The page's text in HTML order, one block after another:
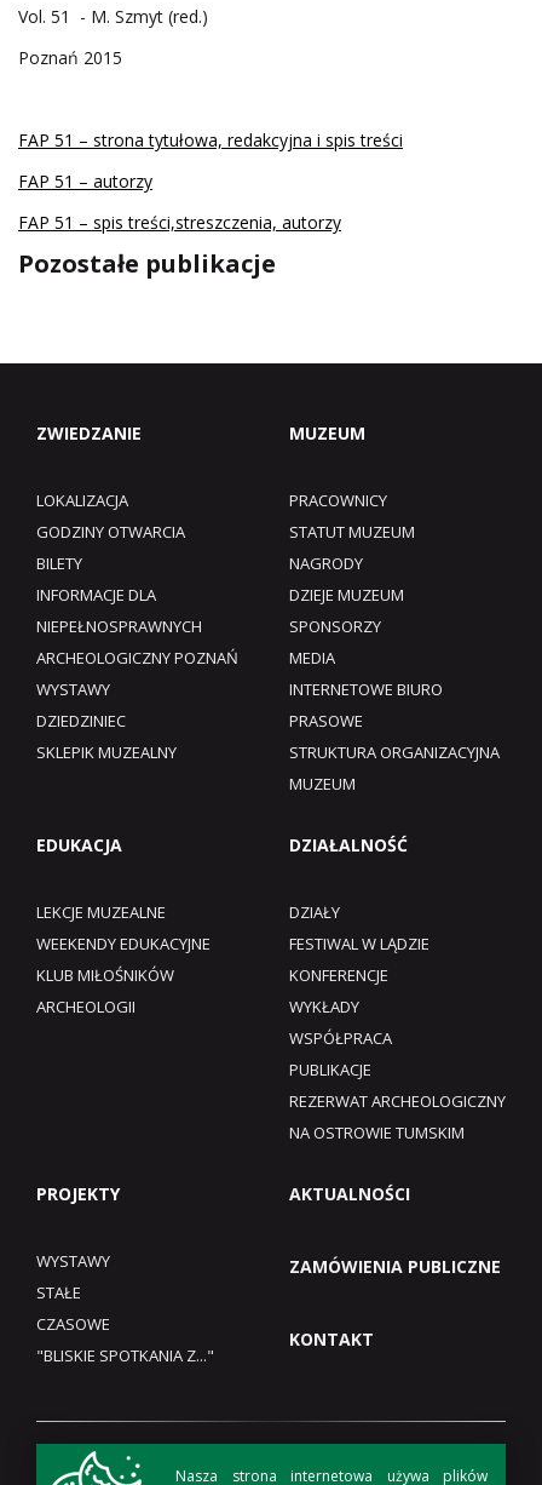
Vol. 51 - M. Szmyt (red.)
Poznań 2015
FAP 51 – strona tytułowa, redakcyjna i spis treści
FAP 51 – autorzy
FAP 51 – spis treści,streszczenia, autorzy
Pozostałe publikacje
ZWIEDZANIE
LOKALIZACJA
GODZINY OTWARCIA
BILETY
INFORMACJE DLA
NIEPEŁNOSPRAWNYCH
ARCHEOLOGICZNY POZNAŃ
WYSTAWY
DZIEDZINIEC
SKLEPIK MUZEALNY
MUZEUM
PRACOWNICY
STATUT MUZEUM
NAGRODY
DZIEJE MUZEUM
SPONSORZY
MEDIA
INTERNETOWE BIURO
PRASOWE
STRUKTURA ORGANIZACYJNA
MUZEUM
EDUKACJA
LEKCJE MUZEALNE
WEEKENDY EDUKACYJNE
KLUB MIŁOŚNIKÓW
ARCHEOLOGII
DZIAŁALNOŚĆ
DZIAŁY
FESTIWAL W LĄDZIE
KONFERENCJE
WYKŁADY
WSPÓŁPRACA
PUBLIKACJE
REZERWAT ARCHEOLOGICZNY
NA OSTROWIE TUMSKIM
PROJEKTY
WYSTAWY
STAŁE
CZASOWE
"BLISKIE SPOTKANIA Z..."
AKTUALNOŚCI
ZAMÓWIENIA PUBLICZNE
KONTAKT
Nasza strona internetowa używa plików